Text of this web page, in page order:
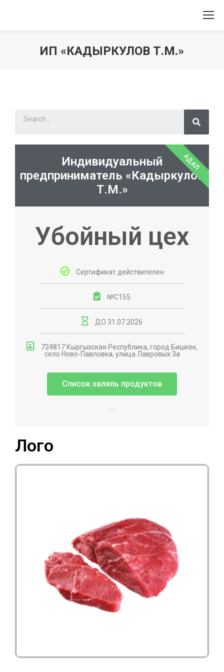
ИП «КАДЫРКУЛОВ Т.М.»
Индивидуальный
предприниматель «Кадыркулов
Т.М.»
Убойный цех​
Сертификат действителен
№С155
ДО 31.07.2026
724817 Кыргызская Республика, город Бишкек,
село Ново-Павловка, улица Лавровых 3а
Список халяль продуктов
....
АДАЛ
Лого